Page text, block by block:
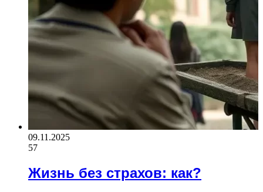
09.11.2025
57
Жизнь без страхов: как?